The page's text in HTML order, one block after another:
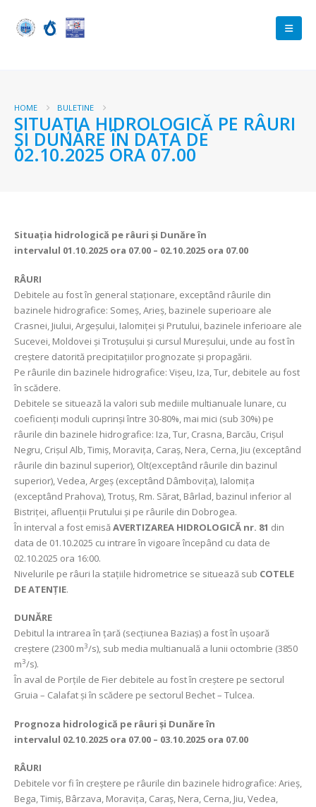
HOME BULETINE
SITUAȚIA HIDROLOGICĂ PE RÂURI
ȘI DUNĂRE ÎN DATA DE
02.10.2025 ORA 07.00
Situația hidrologică pe râuri și Dunăre în
intervalul 01.10.2025 ora 07.00 – 02.10.2025 ora 07.00
RÂURI
Debitele au fost în general staționare, exceptând râurile din
bazinele hidrografice: Someș, Arieș, bazinele superioare ale
Crasnei, Jiului, Argeșului, Ialomiței și Prutului, bazinele inferioare ale
Sucevei, Moldovei și Trotușului și cursul Mureșului, unde au fost în
creştere datorită precipitațiilor prognozate şi propagării.
Pe râurile din bazinele hidrografice: Vişeu, Iza, Tur, debitele au fost
în scădere.
Debitele se situează la valori sub mediile multianuale lunare, cu
coeficienți moduli cuprinși între 30-80%, mai mici (sub 30%) pe
râurile din bazinele hidrografice: Iza, Tur, Crasna, Barcău, Crișul
Negru, Crișul Alb, Timiş, Moravița, Caraș, Nera, Cerna, Jiu (exceptând
râurile din bazinul superior), Olt(exceptând râurile din bazinul
superior), Vedea, Argeș (exceptând Dâmbovița), Ialomița
(exceptând Prahova), Trotuș, Rm. Sărat, Bârlad, bazinul inferior al
Bistriței, afluenții Prutului și pe râurile din Dobrogea.
În interval a fost emisă AVERTIZAREA HIDROLOGICĂ nr. 81 din
data de 01.10.2025 cu intrare în vigoare începând cu data de
02.10.2025 ora 16:00.
Nivelurile pe râuri la stațiile hidrometrice se situează sub COTELE
DE ATENȚIE.
DUNĂRE
Debitul la intrarea în țară (secțiunea Baziaș) a fost în uşoară
creștere (2300 m3/s), sub media multianuală a lunii octombrie (3850
m3/s).
În aval de Porţile de Fier debitele au fost în creștere pe sectorul
Gruia – Calafat și în scădere pe sectorul Bechet – Tulcea.
Prognoza hidrologică pe râuri și Dunăre în
intervalul 02.10.2025 ora 07.00 – 03.10.2025 ora 07.00
RÂURI
Debitele vor fi în creștere pe râurile din bazinele hidrografice: Arieș,
Bega, Timiș, Bârzava, Moravița, Caraș, Nera, Cerna, Jiu, Vedea,